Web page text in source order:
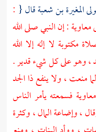
المغيرة بن شعبةقال { :
معاوية: إن النبي صلى الله
مكتوبة لا إله إلا الله
، وهو على كل شيء قدير .
منعت ، ولا ينفع ذا الجد
معاوية فسمعته يأمر الناس
، وإضاعة المال ، وكثرة